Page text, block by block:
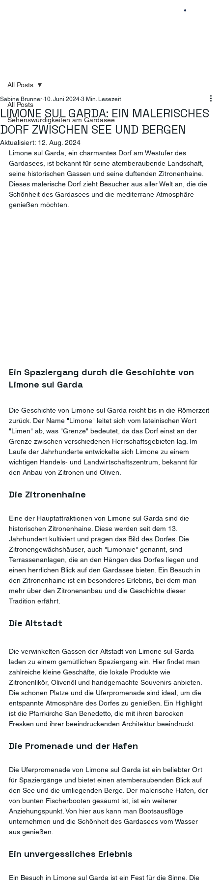
All Posts
Sehenswürdigkeiten am Gardasee
All Posts
LIMONE SUL GARDA: EIN MALERISCHES
DORF ZWISCHEN SEE UND BERGEN
Sabine Brunner 10. Juni 2024 3 Min. Lesezeit
Aktualisiert: 12. Aug. 2024
Limone sul Garda, ein charmantes Dorf am Westufer des
Gardasees, ist bekannt für seine atemberaubende Landschaft,
seine historischen Gassen und seine duftenden Zitronenhaine.
Dieses malerische Dorf zieht Besucher aus aller Welt an, die die
Schönheit des Gardasees und die mediterrane Atmosphäre
genießen möchten.
Ein Spaziergang durch die Geschichte von
Limone sul Garda
Die Geschichte von Limone sul Garda reicht bis in die Römerzeit
zurück. Der Name "Limone" leitet sich vom lateinischen Wort
"Limen" ab, was "Grenze" bedeutet, da das Dorf einst an der
Grenze zwischen verschiedenen Herrschaftsgebieten lag. Im
Laufe der Jahrhunderte entwickelte sich Limone zu einem
wichtigen Handels- und Landwirtschaftszentrum, bekannt für
den Anbau von Zitronen und Oliven.
Die Zitronenhaine
Eine der Hauptattraktionen von Limone sul Garda sind die
historischen Zitronenhaine. Diese werden seit dem 13.
Jahrhundert kultiviert und prägen das Bild des Dorfes. Die
Zitronengewächshäuser, auch "Limonaie" genannt, sind
Terrassenanlagen, die an den Hängen des Dorfes liegen und
einen herrlichen Blick auf den Gardasee bieten. Ein Besuch in
den Zitronenhaine ist ein besonderes Erlebnis, bei dem man
mehr über den Zitronenanbau und die Geschichte dieser
Tradition erfährt.
Die Altstadt
Die verwinkelten Gassen der Altstadt von Limone sul Garda
laden zu einem gemütlichen Spaziergang ein. Hier findet man
zahlreiche kleine Geschäfte, die lokale Produkte wie
Zitronenlikör, Olivenöl und handgemachte Souvenirs anbieten.
Die schönen Plätze und die Uferpromenade sind ideal, um die
entspannte Atmosphäre des Dorfes zu genießen. Ein Highlight
ist die Pfarrkirche San Benedetto, die mit ihren barocken
Fresken und ihrer beeindruckenden Architektur beeindruckt.
Die Promenade und der Hafen
Die Uferpromenade von Limone sul Garda ist ein beliebter Ort
für Spaziergänge und bietet einen atemberaubenden Blick auf
den See und die umliegenden Berge. Der malerische Hafen, der
von bunten Fischerbooten gesäumt ist, ist ein weiterer
Anziehungspunkt. Von hier aus kann man Bootsausflüge
unternehmen und die Schönheit des Gardasees vom Wasser
aus genießen.
Ein unvergessliches Erlebnis
Ein Besuch in Limone sul Garda ist ein Fest für die Sinne. Die